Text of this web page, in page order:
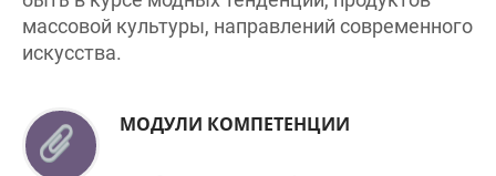
искусства.
Организация рабочего места